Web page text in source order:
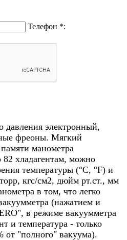
Телефон *:
давления электронный,
фреоны. Мягкий
манометра
хладагентам, можно
температуры (°C, °F) и
кгс/см2, дюйм рт.ст., мм
в том, что легко
(нажатием и
в режиме вакуумметра
и температура - только
от "полного" вакуума).